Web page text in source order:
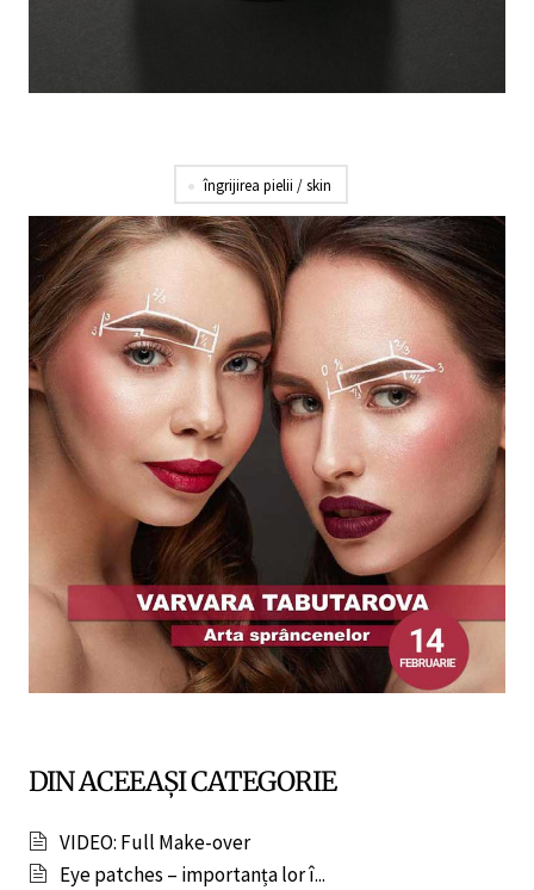
îngrijirea pielii / skin
DIN ACEEAȘI CATEGORIE
VIDEO: Full Make-over
Eye patches – importanța lor î...